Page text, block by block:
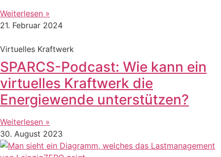
Weiterlesen »
21. Februar 2024
Virtuelles Kraftwerk
SPARCS-Podcast: Wie kann ein
virtuelles Kraftwerk die
Energiewende unterstützen?
Weiterlesen »
30. August 2023